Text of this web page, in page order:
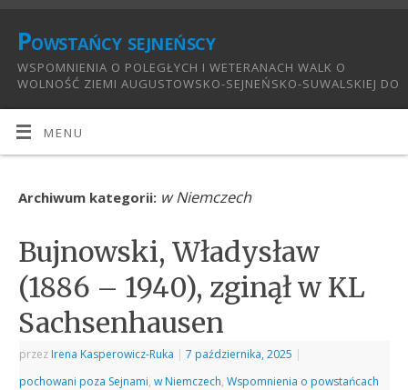
Powstańcy sejneńscy
WSPOMNIENIA O POLEGŁYCH I WETERANACH WALK O
WOLNOŚĆ ZIEMI AUGUSTOWSKO-SEJNEŃSKO-SUWALSKIEJ DO
MENU
Archiwum kategorii: w Niemczech
Bujnowski, Władysław
(1886 – 1940), zginął w KL
Sachsenhausen
przez Irena Kasperowicz-Ruka | 7 października, 2025 |
pochowani poza Sejnami,w Niemczech,Wspomnienia o powstańcach